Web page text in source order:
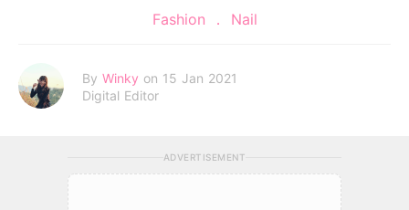
Fashion Nail
By Winky on 15 Jan 2021
Digital Editor
ADVERTISEMENT